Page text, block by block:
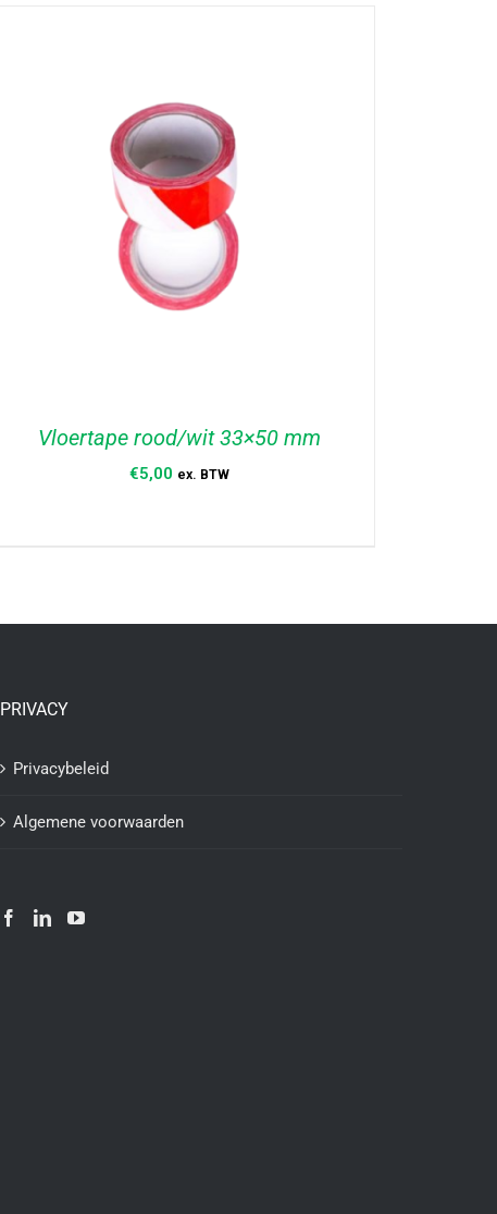
Vloertape rood/wit 33×50 mm
€5,00 ex. BTW
PRIVACY
Privacybeleid
Algemene voorwaarden